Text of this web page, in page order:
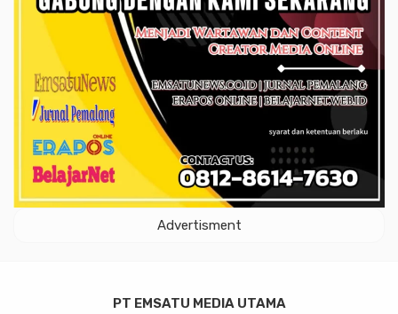
Advertisment
PT EMSATU MEDIA UTAMA